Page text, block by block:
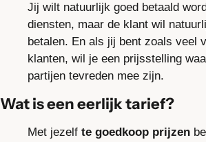
Jij wilt natuurlijk goed betaald
diensten, maar de klant wil
betalen. En als jij bent zoals veel
klanten, wil je een prijsstelling
partijen tevreden mee zijn.
Wat is een eerlijk tarief?
Met jezelf te goedkoop prijzen